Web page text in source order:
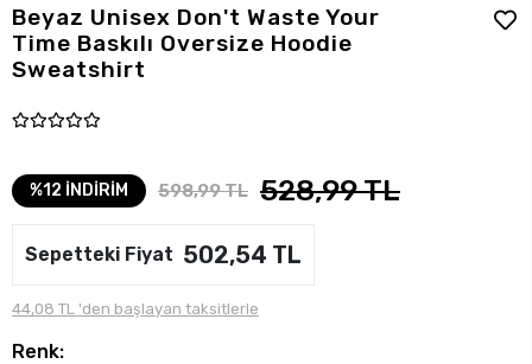
Beyaz Unisex Don't Waste Your
Time Baskılı Oversize Hoodie
Sweatshirt
%12 İNDİRİM 598,99 TL 528,99 TL
Sepetteki Fiyat 502,54 TL
44,08 TL 'den başlayan taksitlerle
Renk: